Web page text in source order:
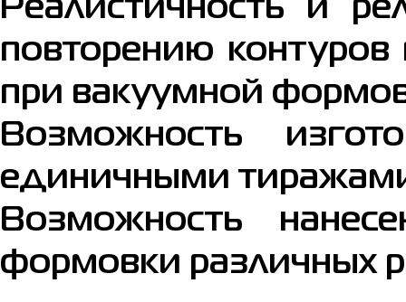
Реалистичность и
повторению контуров
при вакуумной
Возможность
единичными
Возможность
формовки различных